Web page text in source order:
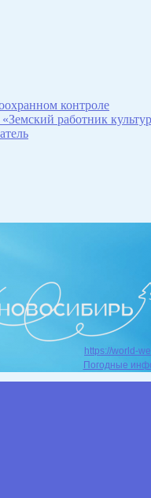
контроле
работник
https://world-
Погодные